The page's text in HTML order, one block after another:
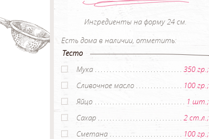
Ингредиенты на форму 24 см.
Есть дома в наличии, отметить:
Тесто
Мука
350 гр.;
Сливочное масло
100 гр.;
Яйцо
1 шт.;
Сахар
2 ст.л.;
Сметана
100 гр.;